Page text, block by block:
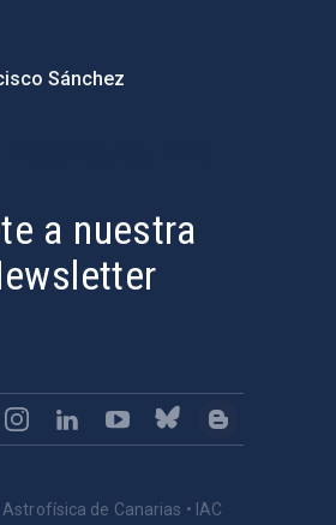
Sánchez
a nuestra
de Canarias • IAC